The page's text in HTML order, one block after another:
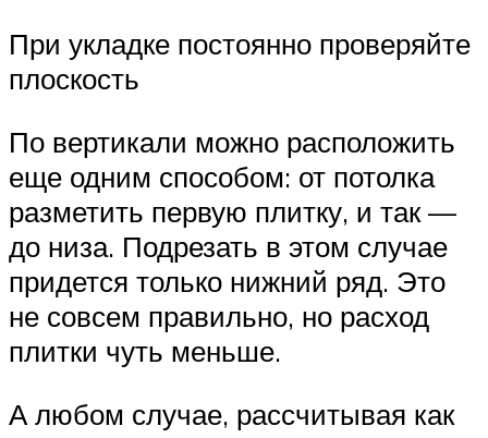
При укладке постоянно проверяйте
плоскость
По вертикали можно расположить
еще одним способом: от потолка
разметить первую плитку, и так —
до низа. Подрезать в этом случае
придется только нижний ряд. Это
не совсем правильно, но расход
плитки чуть меньше.
А любом случае, рассчитывая как